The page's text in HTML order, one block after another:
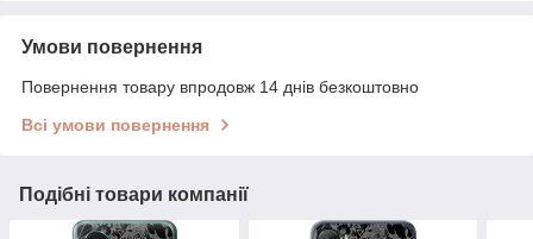
Умови повернення
Повернення товару впродовж 14 днів безкоштовно
Всі умови повернення
Подібні товари компанії